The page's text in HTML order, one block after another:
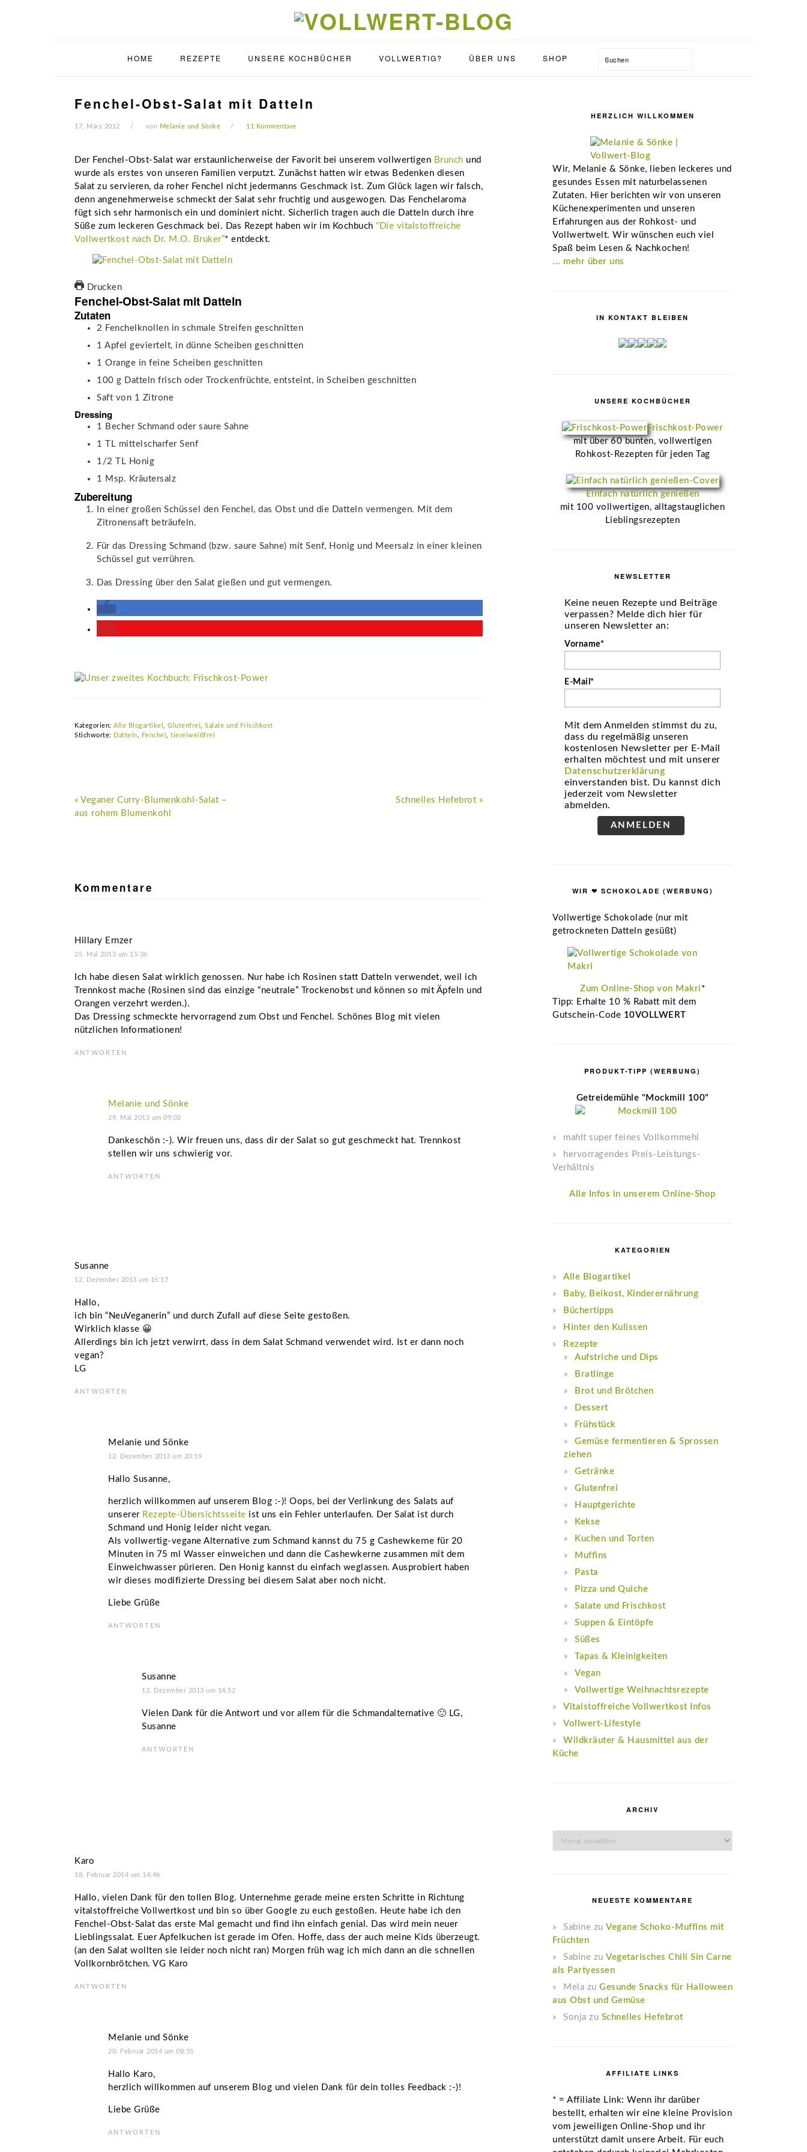
HOME REZEPTE UNSERE KOCHBÜCHER VOLLWERTIG? ÜBER UNS SHOP Suchen
Fenchel-Obst-Salat mit Datteln
17. März 2012 von Melanie und Sönke 11 Kommentare
Der Fenchel-Obst-Salat war erstaunlicherweise der Favorit bei unserem vollwertigen Brunch und
wurde als erstes von unseren Familien verputzt. Zunächst hatten wir etwas Bedenken diesen
Salat zu servieren, da roher Fenchel nicht jedermanns Geschmack ist. Zum Glück lagen wir falsch,
denn angenehmerweise schmeckt der Salat sehr fruchtig und ausgewogen. Das Fenchelaroma
fügt sich sehr harmonisch ein und dominiert nicht. Sicherlich tragen auch die Datteln durch ihre
Süße zum leckeren Geschmack bei. Das Rezept haben wir im Kochbuch “Die vitalstoffreiche
Vollwertkost nach Dr. M.O. Bruker”* entdeckt.
Drucken
Fenchel-Obst-Salat mit Datteln
Zutaten
2 Fenchelknollen in schmale Streifen geschnitten
1 Apfel geviertelt, in dünne Scheiben geschnitten
1 Orange in feine Scheiben geschnitten
100 g Datteln frisch oder Trockenfrüchte, entsteint, in Scheiben geschnitten
Saft von 1 Zitrone
Dressing
1 Becher Schmand oder saure Sahne
1
TL mittelscharfer Senf
1/2
TL Honig
1 Msp. Kräutersalz
Zubereitung
In einer großen Schüssel den Fenchel, das Obst und die Datteln vermengen. Mit dem
Zitronensaft beträufeln.
Für das Dressing Schmand (bzw. saure Sahne) mit Senf, Honig und Meersalz in einer kleinen
Schüssel gut verrühren.
Das Dressing über den Salat gießen und gut vermengen.
Kategorien: Alle Blogartikel Glutenfrei
Salate und Frischkost
Stichworte:
Datteln Fenchel tiereiweißfrei
Vorheriger
Beitrag:
« Veganer Curry-Blumenkohl-Salat –
aus rohem Blumenkohl
Nächster
Schnelles Hefebrot »
Kommentare
Hillary Ernzer
25. Mai 2013 um 15:36
Ich habe diesen Salat wirklich genossen. Nur habe ich Rosinen statt Datteln verwendet, weil ich
Trennkost mache (Rosinen sind das einzige “neutrale” Trockenobst und können so mit Äpfeln und
Orangen verzehrt werden.).
Das Dressing schmeckte hervorragend zum Obst und Fenchel. Schönes Blog mit vielen
nützlichen Informationen!
ANTWORTEN
Melanie und Sönke
29. Mai 2013 um 09:02
Dankeschön :-). Wir freuen uns, dass dir der Salat so gut geschmeckt hat. Trennkost
stellen wir uns schwierig vor.
ANTWORTEN
Susanne
12. Dezember 2013 um 15:17
Hallo,
ich bin “NeuVeganerin” und durch Zufall auf diese Seite gestoßen.
Wirklich klasse 😀
Allerdings bin ich jetzt verwirrt, dass in dem Salat Schmand verwendet wird. Ist er dann noch
vegan?
LG
ANTWORTEN
Melanie und Sönke
12. Dezember 2013 um 20:19
Hallo Susanne,
herzlich willkommen auf unserem Blog :-)! Oops, bei der Verlinkung des Salats auf
unserer Rezepte-Übersichtsseite ist uns ein Fehler unterlaufen. Der Salat ist durch
Schmand und Honig leider nicht vegan.
Als vollwertig-vegane Alternative zum Schmand kannst du 75 g Cashewkerne für 20
Minuten in 75 ml Wasser einweichen und dann die Cashewkerne zusammen mit dem
Einweichwasser pürieren. Den Honig kannst du einfach weglassen. Ausprobiert haben
wir dieses modifizierte Dressing bei diesem Salat aber noch nicht.
Liebe Grüße
ANTWORTEN
Susanne
13. Dezember 2013 um 14:52
Vielen Dank für die Antwort und vor allem für die Schmandalternative 🙂 LG,
Susanne
ANTWORTEN
Karo
18. Februar 2014 um 14:46
Hallo, vielen Dank für den tollen Blog. Unternehme gerade meine ersten Schritte in Richtung
vitalstoffreiche Vollwertkost und bin so über Google zu euch gestoßen. Heute habe ich den
Fenchel-Obst-Salat das erste Mal gemacht und find ihn einfach genial. Das wird mein neuer
Lieblingssalat. Euer Apfelkuchen ist gerade im Ofen. Hoffe, dass der auch meine Kids überzeugt.
(an den Salat wollten sie leider noch nicht ran) Morgen früh wag ich mich dann an die schnellen
Vollkornbrötchen. VG Karo
ANTWORTEN
Melanie und Sönke
20. Februar 2014 um 08:35
Hallo Karo,
herzlich willkommen auf unserem Blog und vielen Dank für dein tolles Feedback :-)!
Liebe Grüße
ANTWORTEN
HERZLICH WILLKOMMEN
Wir, Melanie & Sönke, lieben leckeres und
gesundes Essen mit naturbelassenen
Zutaten. Hier berichten wir von unseren
Küchenexperimenten und unseren
Erfahrungen aus der Rohkost- und
Vollwertwelt. Wir wünschen euch viel
Spaß beim Lesen & Nachkochen!
... mehr über uns
IN KONTAKT BLEIBEN
UNSERE KOCHBÜCHER
Frischkost-Power
mit über 60 bunten, vollwertigen
Rohkost-Rezepten für jeden Tag
Einfach natürlich genießen
mit 100 vollwertigen, alltagstauglichen
Lieblingsrezepten
NEWSLETTER
Keine neuen Rezepte und Beiträge
verpassen? Melde dich hier für
unseren Newsletter an:
Vorname*
E-Mail*
Mit dem Anmelden stimmst du zu,
dass du regelmäßig unseren
kostenlosen Newsletter per E-Mail
erhalten möchtest und mit unserer
Datenschutzerklärung
einverstanden bist. Du kannst dich
jederzeit vom Newsletter
abmelden.
ANMELDEN
WIR ❤ SCHOKOLADE (WERBUNG)
Vollwertige Schokolade (nur mit
getrockneten Datteln gesüßt)
Zum Online-Shop von Makri *
Tipp: Erhalte 10 % Rabatt mit dem
Gutschein-Code 10VOLLWERT
PRODUKT-TIPP (WERBUNG)
Getreidemühle "Mockmill 100"
mahlt super feines Vollkornmehl
hervorragendes Preis-Leistungs-
Verhältnis
Alle Infos in unserem Online-Shop
KATEGORIEN
Alle Blogartikel
Baby, Beikost, Kinderernährung
Büchertipps
Hinter den Kulissen
Rezepte
Aufstriche und Dips
Bratlinge
Brot und Brötchen
Dessert
Frühstück
Gemüse fermentieren & Sprossen
ziehen
Getränke
Glutenfrei
Hauptgerichte
Kekse
Kuchen und Torten
Muffins
Pasta
Pizza und Quiche
Salate und Frischkost
Suppen & Eintöpfe
Süßes
Tapas & Kleinigkeiten
Vegan
Vollwertige Weihnachtsrezepte
Vitalstoffreiche Vollwertkost Infos
Vollwert-Lifestyle
Wildkräuter & Hausmittel aus der
Küche
ARCHIV
NEUESTE KOMMENTARE
Sabine zu Vegane Schoko-Muffins mit
Früchten
Sabine zu Vegetarisches Chili Sin Carne
als Partyessen
Mela zu Gesunde Snacks für Halloween
aus Obst und Gemüse
Sonja zu Schnelles Hefebrot
AFFILIATE LINKS
* = Affiliate Link: Wenn ihr darüber
bestellt, erhalten wir eine kleine Provision
vom jeweiligen Online-Shop und ihr
unterstützt damit unsere Arbeit. Für euch